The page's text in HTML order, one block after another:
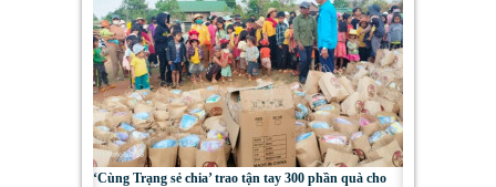
‘Cùng Trạng sẻ chia’ trao tận tay 300 phần quà cho